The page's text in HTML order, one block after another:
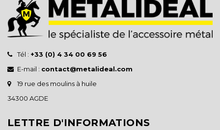
Tél : +33 (0) 4 34 00 69 56
E-mail : contact@metalideal.com
19 rue des moulins à huile
34300 AGDE
LETTRE D'INFORMATIONS